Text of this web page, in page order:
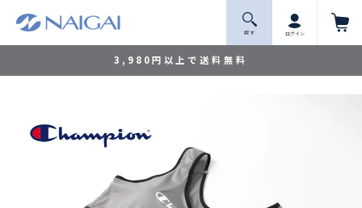
3,980円以上で送料無料
探 す ログイン